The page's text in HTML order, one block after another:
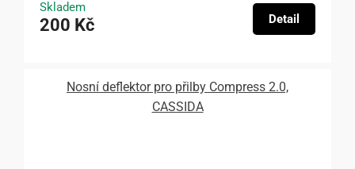
Skladem
200 Kč Detail
Nosní deflektor pro přilby Compress 2.0,
CASSIDA